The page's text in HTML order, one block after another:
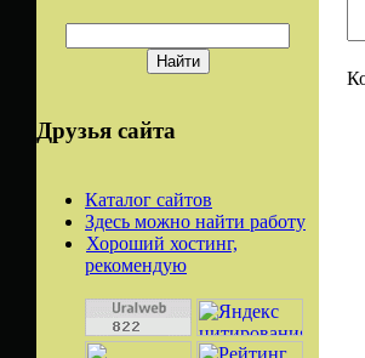
Друзья сайта
Каталог сайтов
Здесь можно найти работу
Хороший хостинг,
рекомендую